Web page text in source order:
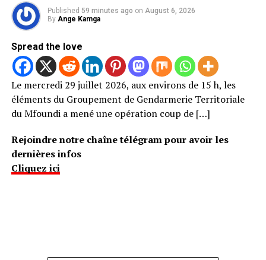
Published 59 minutes ago on August 6, 2026
By Ange Kamga
Spread the love
Le mercredi 29 juillet 2026, aux environs de 15 h, les
éléments du Groupement de Gendarmerie Territoriale
du Mfoundi a mené une opération coup de […]
Rejoindre notre chaîne télégram pour avoir les
dernières infos
Cliquez ici